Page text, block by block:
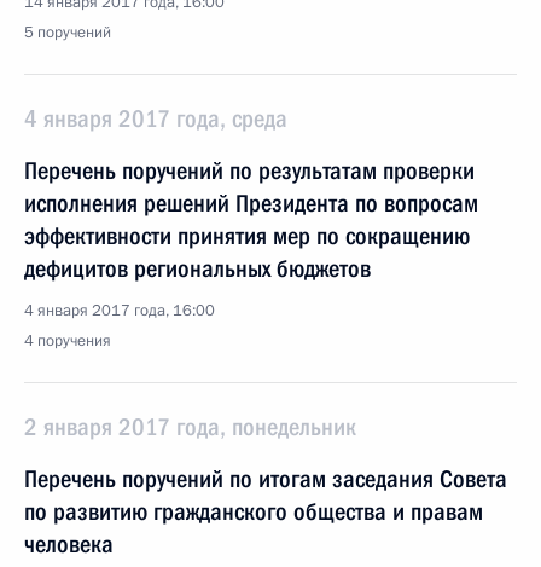
5 поручений
4 января 2017 года, среда
Перечень поручений по результатам проверки
исполнения решений Президента по вопросам
эффективности принятия мер по сокращению
дефицитов региональных бюджетов
4 января 2017 года, 16:00
4 поручения
2 января 2017 года, понедельник
Перечень поручений по итогам заседания Совета
по развитию гражданского общества и правам
человека